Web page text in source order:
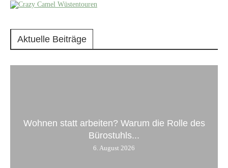
Aktuelle Beiträge
Wohnen statt arbeiten? Warum die Rolle des
Bürostuhls...
6. August 2026